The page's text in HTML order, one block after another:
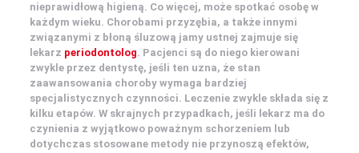
nieprawidłową higieną. Co więcej, może spotkać osobę w
każdym wieku. Chorobami przyzębia, a także innymi
związanymi z błoną śluzową jamy ustnej zajmuje się
lekarz periodontolog. Pacjenci są do niego kierowani
zwykle przez dentystę, jeśli ten uzna, że stan
zaawansowania choroby wymaga bardziej
specjalistycznych czynności. Leczenie zwykle składa się z
kilku etapów. W skrajnych przypadkach, jeśli lekarz ma do
czynienia z wyjątkowo poważnym schorzeniem lub
dotychczas stosowane metody nie przynoszą efektów,